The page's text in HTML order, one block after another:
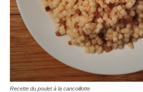
Recette du poulet à la cancoillotte